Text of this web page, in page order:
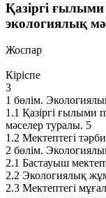
Қазіргі ғылыми
экологиялық
Жоспар
Кіріспе
3
1 бөлім.
1.1 Қазіргі ғылыми
мәселер туралы. 5
1.2 Мектептегі
2 бөлім.
2.1 Бастауыш
2.2 Экологиялық
2.3 Мектептегі